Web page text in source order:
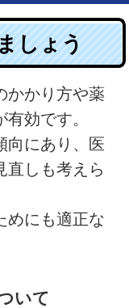
しょう
かかり方や薬
効です。
向にあり、医
直しも考えら
めにも適正な
いて